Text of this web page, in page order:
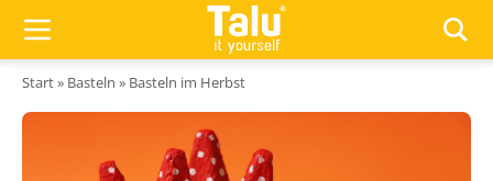
Start» Basteln » Basteln im Herbst